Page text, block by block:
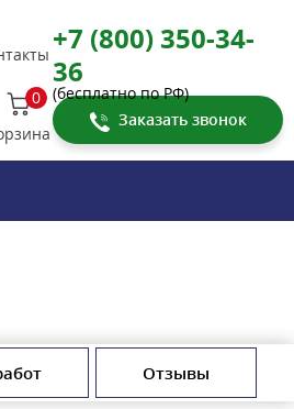
+7 (800) 350-34-
36
(бесплатно по РФ)
0
Заказать звонок
Отзывы